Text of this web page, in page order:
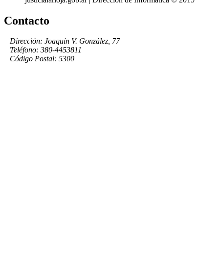
Contacto
Dirección: Joaquín V. González, 77
Teléfono: 380-4453811
Código Postal: 5300